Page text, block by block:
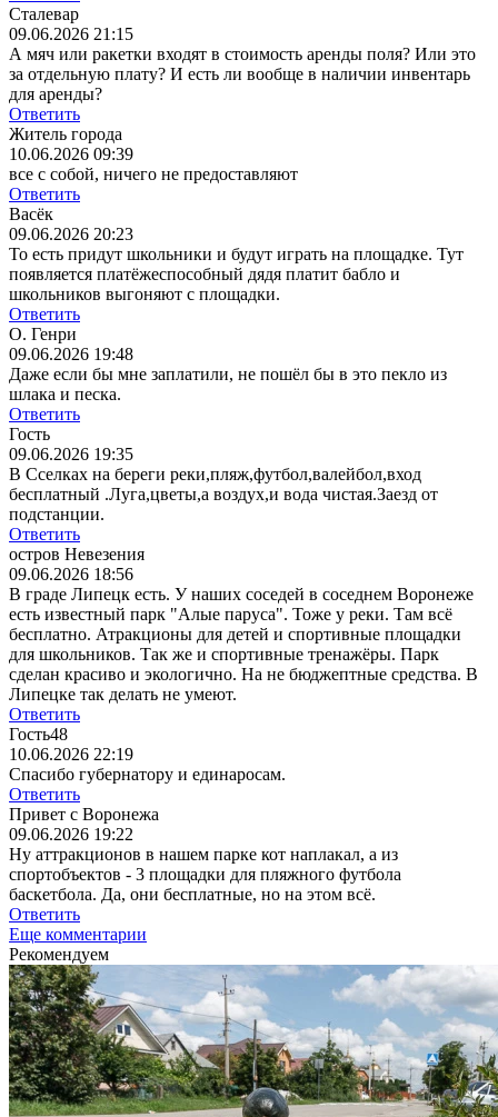
Сталевар
09.06.2026 21:15
А мяч или ракетки входят в стоимость аренды поля? Или это
за отдельную плату? И есть ли вообще в наличии инвентарь
для аренды?
Ответить
Житель города
10.06.2026 09:39
все с собой, ничего не предоставляют
Ответить
Васёк
09.06.2026 20:23
То есть придут школьники и будут играть на площадке. Тут
появляется платёжеспособный дядя платит бабло и
школьников выгоняют с площадки.
Ответить
О. Генри
09.06.2026 19:48
Даже если бы мне заплатили, не пошёл бы в это пекло из
шлака и песка.
Ответить
Гость
09.06.2026 19:35
В Сселках на береги реки,пляж,футбол,валейбол,вход
бесплатный .Луга,цветы,а воздух,и вода чистая.Заезд от
подстанции.
Ответить
остров Невезения
09.06.2026 18:56
В граде Липецк есть. У наших соседей в соседнем Воронеже
есть известный парк "Алые паруса". Тоже у реки. Там всё
бесплатно. Атракционы для детей и спортивные площадки
для школьников. Так же и спортивные тренажёры. Парк
сделан красиво и экологично. На не бюджептные средства. В
Липецке так делать не умеют.
Ответить
Гость48
10.06.2026 22:19
Спасибо губернатору и единаросам.
Ответить
Привет с Воронежа
09.06.2026 19:22
Ну аттракционов в нашем парке кот наплакал, а из
спортобъектов - 3 площадки для пляжного футбола
баскетбола. Да, они бесплатные, но на этом всё.
Ответить
Еще комментарии
Рекомендуем